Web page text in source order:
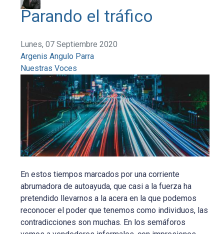
Parando el tráfico
Lunes, 07 Septiembre 2020
Argenis Angulo Parra
Nuestras Voces
En estos tiempos marcados por una corriente
abrumadora de autoayuda, que casi a la fuerza ha
pretendido llevarnos a la acera en la que podemos
reconocer el poder que tenemos como individuos, las
contradicciones son muchas. En los semáforos